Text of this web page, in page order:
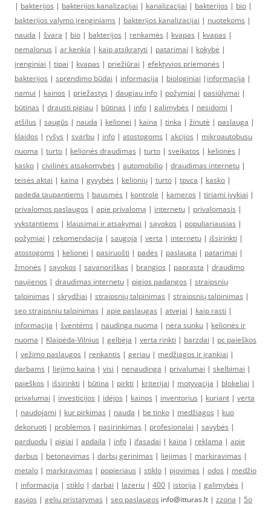
| bakterijos | bakterijos kanalizacijai | kanalizacijai | bakterijos | bio |
bakterijos valymo įrenginiams | bakterijos kanalizacijai | nuotekoms |
nauda | švara | bio | bakterijos | renkamės | kvapas | kvapas |
nemalonus | ar kenkia | kaip atsikratyti | patarimai | kokybė |
įrenginiai | tipai | kvapas | priežiūrai | efektyvios priemonės |
bakterijos | sprendimo būdai | informacija | biologiniai | informacija |
namui | kainos | priežastys | daugiau info | požymiai | pasiūlymai |
būtinas | drausti pigiau | būtinas | info | galimybės | nesidomi |
atšilus | saugūs | nauda | kelionei | kaina | tinka | žinutė | paslauga |
klaidos | ryšys | svarbu | info | atostogoms | akcijos | mikroautobusu
nuoma | turto | kelionės draudimas | turto | sveikatos | kelionės |
kasko | civilinės atsakomybės | automobilio | draudimas internetu |
teisės aktai | kaina | gyvybės | kelionių | turto | tpvca | kasko |
padeda taupantiems | bausmės | kontrolė | kameros | tiriami įvykiai |
privalomos paslaugos | apie privalomą | internetu | privalomasis |
vykstantiems | klausimai ir atsakymai | sąvokos | populiariausias |
požymiai | rekomendacija | saugoja | verta | internetu | išsirinkti |
atostogoms | kelionei | pasiruošti | padės | paslauga | patarimai |
žmonės | sąvokos | savanoriškas | brangios | paprasta | draudimo
naujienos | draudimas internetu | pigios padangos | straipsnių
talpinimas | skrydžiai | straipsnių talpinimas | straipsnių talpinimas |
seo straipsniu talpinimas | apie paslaugas | atvejai | kaip rasti |
informacija | šventėms | naudinga nuoma | nėra sunku | kelionės ir
nuoma | Klaipėda-Vilnius | gelbėja | verta rinkti | barzdai | pc paieškos
| vežimo paslaugos | renkantis | geriau | medžiagos ir įrankiai |
darbams | liejimo kaina | visi | nenaudinga | privalumai | skelbimai |
paieškos | išsirinkti | būtina | pirkti | kriterijai | motyvacija | blokeliai |
privalumai | investicijos | idėjos | kainos | inventorius | kuriant | verta
| naudojami | kur pirkimas | nauda | be tinko | medžiagos | kuo
dekoruoti | problemos | pasirinkimas | profesionalai | savybės |
parduodu | pigiai | apdaila | info | ifasadai | kaina | reklama | apie
darbus | betonavimas | darbų gerinimas | liejimas | markiravimas |
metalo | markiravimas | popieriaus | stiklo | pjovimas | odos | medžio
| informacija | stiklo | darbai | lazeriu | 400 | istorija | galimybės |
gaujos | geliu pristatymas | seo paslaugos info@itturas.lt | zzona | 5o